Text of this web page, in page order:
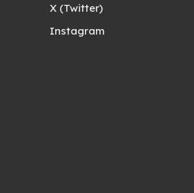
X (Twitter)
Instagram